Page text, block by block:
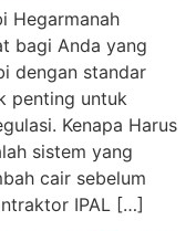
Hegarmanah
bagi Anda yang
dengan standar
penting untuk
Kenapa Harus
sistem yang
cair sebelum
IPAL […]